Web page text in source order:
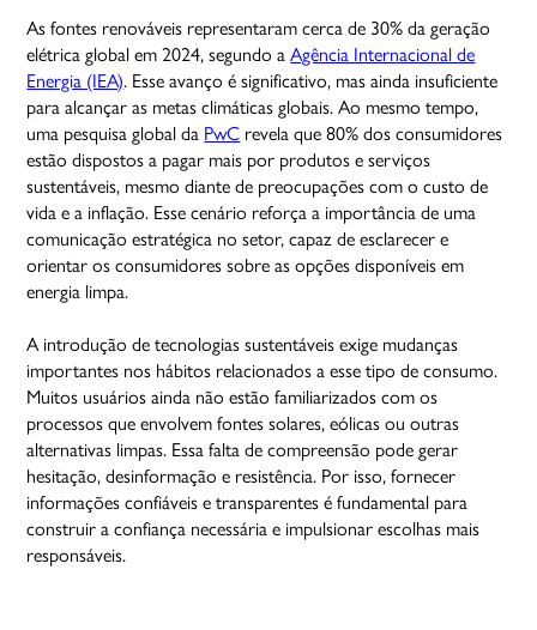
As fontes renováveis representaram cerca de 30% da geração
elétrica global em 2024, segundo aAgência Internacional de
Energia (IEA). Esse avanço é significativo, mas ainda insuficiente
para alcançar as metas climáticas globais. Ao mesmo tempo,
uma pesquisa global da PwC revela que 80% dos consumidores
estão dispostos a pagar mais por produtos e serviços
sustentáveis, mesmo diante de preocupações com o custo de
vida e a inflação. Esse cenário reforça a importância de uma
comunicação estratégica no setor, capaz de esclarecer e
orientar os consumidores sobre as opções disponíveis em
energia limpa.
A introdução de tecnologias sustentáveis exige mudanças
importantes nos hábitos relacionados a esse tipo de consumo.
Muitos usuários ainda não estão familiarizados com os
processos que envolvem fontes solares, eólicas ou outras
alternativas limpas. Essa falta de compreensão pode gerar
hesitação, desinformação e resistência. Por isso, fornecer
informações confiáveis e transparentes é fundamental para
construir a confiança necessária e impulsionar escolhas mais
responsáveis.